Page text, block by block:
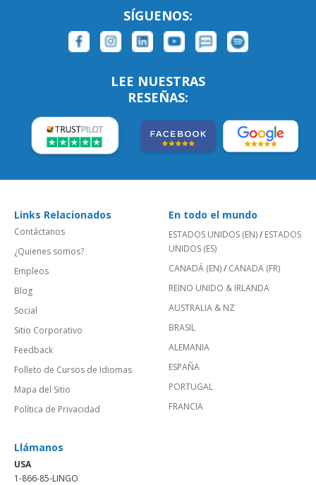
SÍGUENOS:
LEE NUESTRAS
RESEÑAS:
Links Relacionados
Contáctanos
¿Quienes somos?
Empleos
Blog
Social
Sitio Corporativo
Feedback
Folleto de Cursos de Idiomas
Mapa del Sitio
Política de Privacidad
En todo el mundo
ESTADOS UNIDOS (EN)/ ESTADOS
UNIDOS (ES)
CANADÁ (EN)/ CANADA (FR)
REINO UNIDO & IRLANDA
AUSTRALIA & NZ
BRASIL
ALEMANIA
ESPAÑA
PORTUGAL
FRANCIA
Llámanos
USA
1-866-85-LINGO